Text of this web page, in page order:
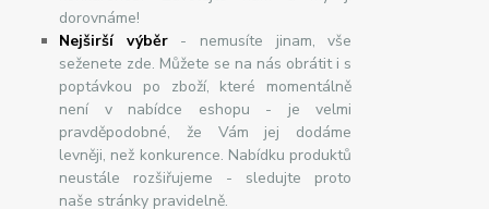
dorovnáme!
Nejširšívýběr- nemusíte jinam, vše
seženete zde. Můžete se na nás obrátit i s
poptávkou po zboží, které momentálně
není v nabídce eshopu - je velmi
pravděpodobné, že Vám jej dodáme
levněji, než konkurence. Nabídku produktů
neustále rozšiřujeme - sledujte proto
naše stránky pravidelně.